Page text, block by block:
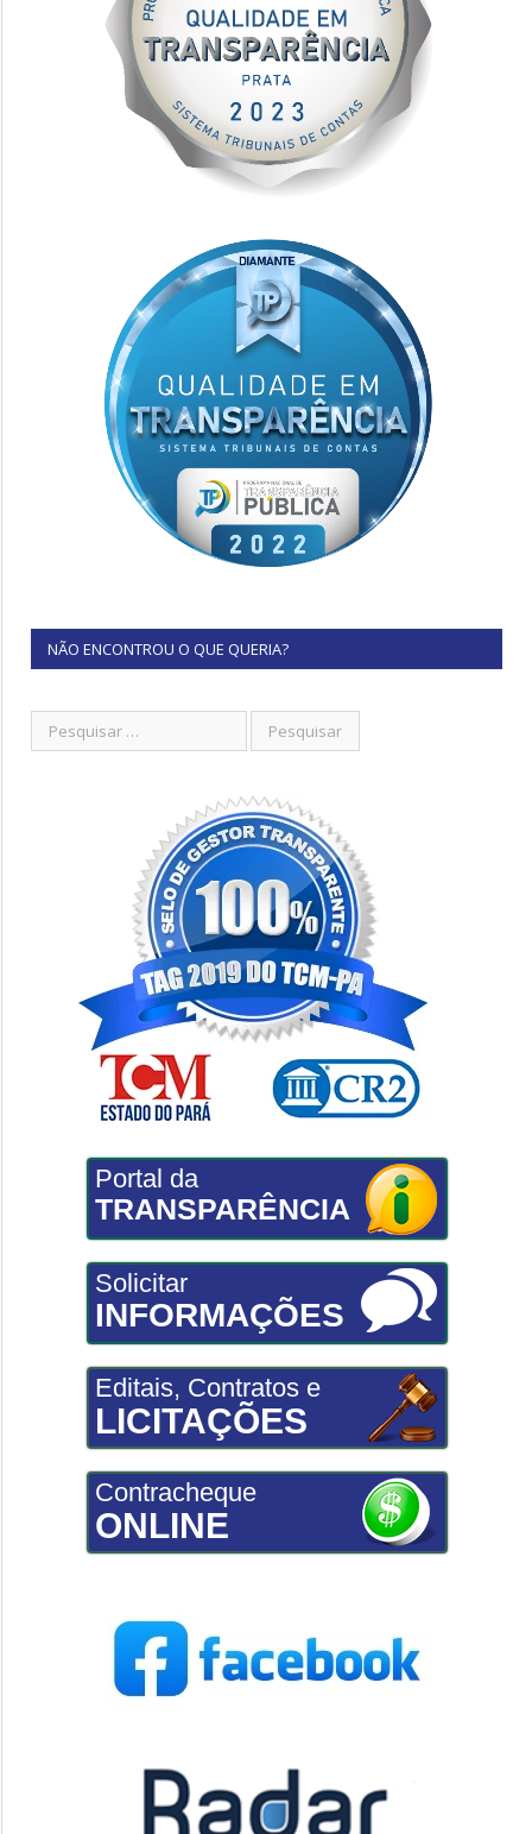
NÃO ENCONTROU O QUE QUERIA?
Portal da
TRANSPARÊNCIA
Solicitar
INFORMAÇÕES
Editais, Contratos e
LICITAÇÕES
Contracheque
ONLINE